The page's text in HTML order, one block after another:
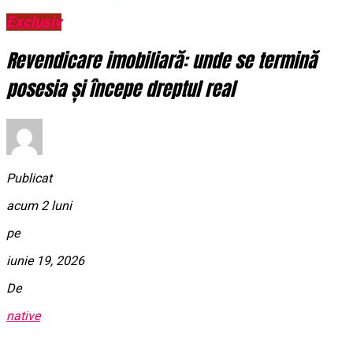
Exclusiv
Revendicare imobiliară: unde se termină
posesia și începe dreptul real
Publicat
acum 2 luni
pe
iunie 19, 2026
De
native